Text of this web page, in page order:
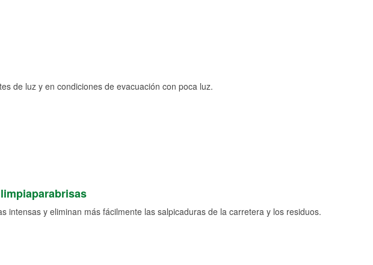
de luz y en condiciones de evacuación con poca luz.
intensas y eliminan más fácilmente las salpicaduras de la carretera y los residuos.